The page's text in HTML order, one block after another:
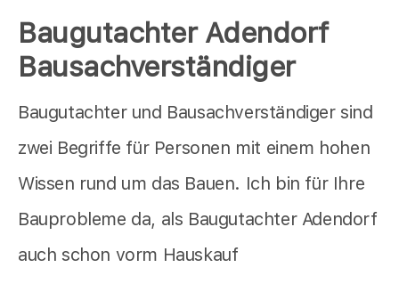
Baugutachter Adendorf
Bausachverständiger
Baugutachter und Bausachverständiger sind
zwei Begriffe für Personen mit einem hohen
Wissen rund um das Bauen. Ich bin für Ihre
Bauprobleme da, als Baugutachter Adendorf
auch schon vorm Hauskauf